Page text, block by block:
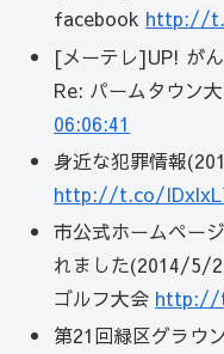
facebook http://
[メーテレ]UP! が
Re: パームタウン
06:06:41
身近な犯罪情報
http://t.co/
市公式ホームペー
れました(2014/5/
ゴルフ大会 http://
第21回緑区グラウ